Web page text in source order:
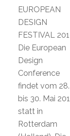
EUROPEAN
DESIGN
FESTIVAL
Die European
Design
Conference
findet vom 28.
bis 30. Mai
statt in
Rotterdam